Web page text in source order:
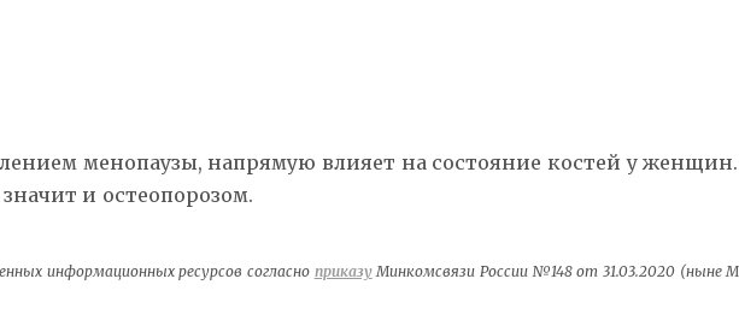
менопаузы, напрямую влияет на состояние костей у
и остеопорозом.
информационных ресурсов согласно приказуМинкомсвязи России №148 от 31.03.2020 (ныне